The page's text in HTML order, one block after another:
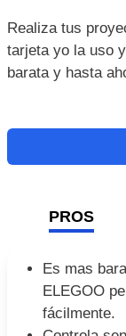
UNO R3
CH340
Realiza tus
tarjeta yo la uso